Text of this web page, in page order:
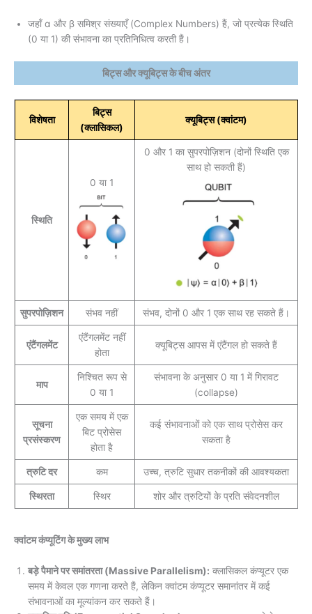
जहाँ α और β समिश्र संख्याएँ (Complex Numbers) हैं, जो प्रत्येक स्थिति
(0 या 1) की संभावना का प्रतिनिधित्व करती हैं।
बिट्स और क्यूबिट्स के बीच अंतर
विशेषता
बिट्स
(क्लासिकल)
क्यूबिट्स (क्वांटम)
स्थिति
0 या 1
0 और 1 का सुपरपोज़िशन (दोनों स्थिति एक
साथ हो सकती हैं)
सुपरपोज़िशन संभव नहीं संभव, दोनों 0 और 1 एक साथ रह सकते हैं।
एंटैंगलमेंट
एंटैंगलमेंट नहीं
होता
क्यूबिट्स आपस में एंटैंगल हो सकते हैं
माप
निश्चित रूप से
0 या 1
संभावना के अनुसार 0 या 1 में गिरावट
(collapse)
सूचना
प्रसंस्करण
एक समय में एक
बिट प्रोसेस
होता है
कई संभावनाओं को एक साथ प्रोसेस कर
सकता है
त्रुटि दर कम उच्च, त्रुटि सुधार तकनीकों की आवश्यकता
स्थिरता स्थिर शोर और त्रुटियों के प्रति संवेदनशील
क्वांटम कंप्यूटिंग के मुख्य लाभ
बड़े पैमाने पर समांतरता (Massive Parallelism): क्लासिकल कंप्यूटर एक
समय में केवल एक गणना करते हैं, लेकिन क्वांटम कंप्यूटर समानांतर में कई
संभावनाओं का मूल्यांकन कर सकते हैं।